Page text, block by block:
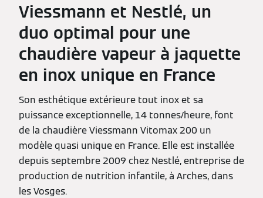
Viessmann et Nestlé, un
duo optimal pour une
chaudière vapeur à jaquette
en inox unique en France
Son esthétique extérieure tout inox et sa
puissance exceptionnelle, 14 tonnes/heure, font
de la chaudière Viessmann Vitomax 200 un
modèle quasi unique en France. Elle est installée
depuis septembre 2009 chez Nestlé, entreprise de
production de nutrition infantile, à Arches, dans
les Vosges.